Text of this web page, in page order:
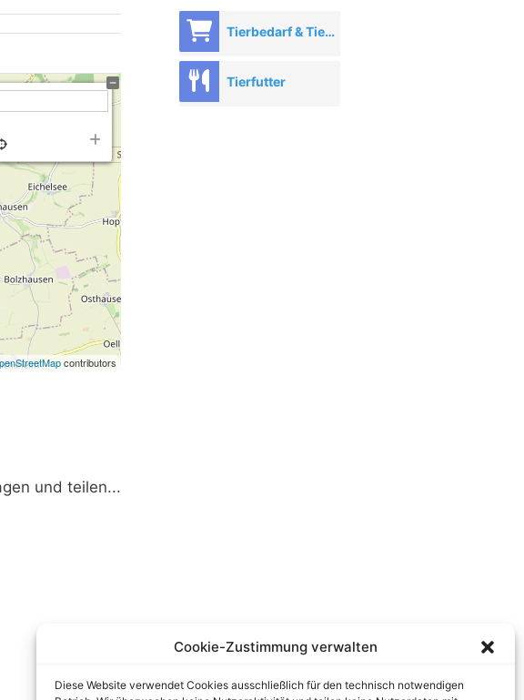
Cookie-Zustimmung verwalten
Diese Website verwendet Cookies ausschließlich für den technisch notwendigen
contributors
und teilen...
Tierbedarf & Tierhandel
Tierfutter